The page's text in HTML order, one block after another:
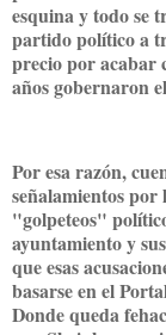
esquina y todo se
partido político a
precio por acabar
años gobernaron
Por esa razón,
señalamientos por
"golpeteos"
ayuntamiento y
que esas
basarse en el
Donde queda